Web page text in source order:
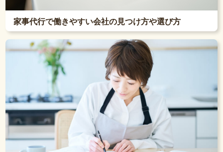
家事代行で働きやすい会社の見つけ方や選び方